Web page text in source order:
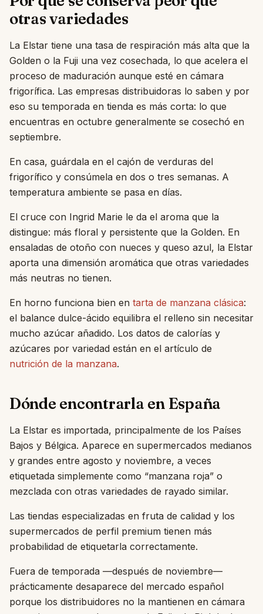
otras variedades
La Elstar tiene una tasa de respiración más alta que la
Golden o la Fuji una vez cosechada, lo que acelera el
proceso de maduración aunque esté en cámara
frigorífica. Las empresas distribuidoras lo saben y por
eso su temporada en tienda es más corta: lo que
encuentras en octubre generalmente se cosechó en
septiembre.
En casa, guárdala en el cajón de verduras del
frigorífico y consúmela en dos o tres semanas. A
temperatura ambiente se pasa en días.
El cruce con Ingrid Marie le da el aroma que la
distingue: más floral y persistente que la Golden. En
ensaladas de otoño con nueces y queso azul, la Elstar
aporta una dimensión aromática que otras variedades
más neutras no tienen.
En horno funciona bien en tarta de manzana clásica:
el balance dulce-ácido equilibra el relleno sin necesitar
mucho azúcar añadido. Los datos de calorías y
azúcares por variedad están en el artículo de
nutrición de la manzana.
Dónde encontrarla en España
La Elstar es importada, principalmente de los Países
Bajos y Bélgica. Aparece en supermercados medianos
y grandes entre agosto y noviembre, a veces
etiquetada simplemente como “manzana roja” o
mezclada con otras variedades de rayado similar.
Las tiendas especializadas en fruta de calidad y los
supermercados de perfil premium tienen más
probabilidad de etiquetarla correctamente.
Fuera de temporada —después de noviembre—
prácticamente desaparece del mercado español
porque los distribuidores no la mantienen en cámara